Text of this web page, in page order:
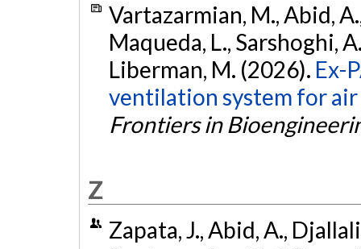
Vartazarmian, M., Abid,
Maqueda, L., Sarshoghi,
Liberman, M. (2026). Ex-
ventilation system for air
Frontiers in
Z
Zapata, J., Abid, A.,